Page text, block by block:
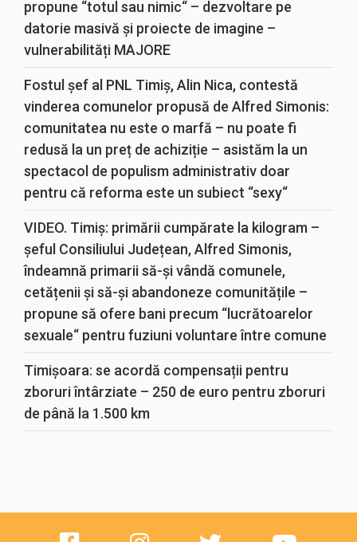
propune “totul sau nimic“ – dezvoltare pe
datorie masivă și proiecte de imagine –
vulnerabilități MAJORE
Fostul șef al PNL Timiș, Alin Nica, contestă
vinderea comunelor propusă de Alfred Simonis:
comunitatea nu este o marfă – nu poate fi
redusă la un preț de achiziție – asistăm la un
spectacol de populism administrativ doar
pentru că reforma este un subiect “sexy“
VIDEO. Timiș: primării cumpărate la kilogram –
șeful Consiliului Județean, Alfred Simonis,
îndeamnă primarii să-și vândă comunele,
cetățenii și să-și abandoneze comunitățile –
propune să ofere bani precum “lucrătoarelor
sexuale“ pentru fuziuni voluntare între comune
Timișoara: se acordă compensații pentru
zboruri întârziate – 250 de euro pentru zboruri
de până la 1.500 km